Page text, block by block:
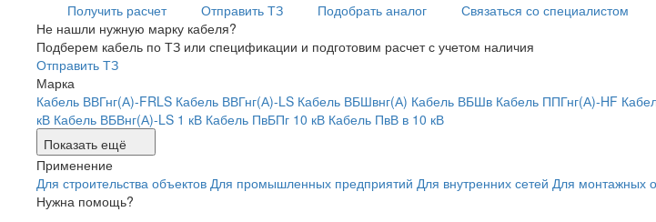
Получить расчет
Отправить ТЗ Подобрать аналог
Связаться со специалистом
Не нашли нужную марку кабеля?
Подберем кабель по ТЗ или спецификации и подготовим расчет с учетом наличия
Отправить ТЗ
Марка
Кабель ВВГнг(А)-FRLS Кабель ВВГнг(А)-LS Кабель ВБШвнг(А) Кабель ВБШв Кабель ППГнг(А)-HF
кВ Кабель ВБВнг(А)-LS 1 кВ Кабель ПвБПг 10 кВ Кабель ПвВ в 10 кВ
Показать ещё
Применение
Для строительства объектов Для промышленных предприятий Для внутренних сетей Для монтажных
Нужна помощь?